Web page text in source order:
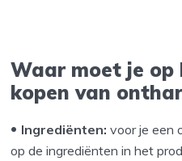
Waar moet je
kopen van
Ingrediënten:voor je een
op de ingrediënten in het